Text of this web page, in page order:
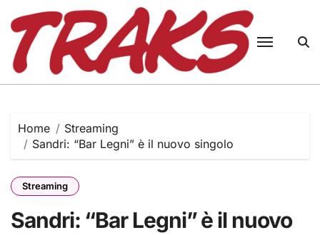
content
Home
Streaming
Sandri: “Bar Legni” è il nuovo singolo
Streaming
Sandri: “Bar Legni” è il nuovo